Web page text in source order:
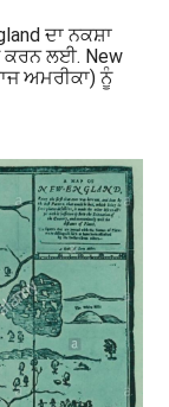
ਦਾ ਨਕਸ਼ਾ
ਕਰਨ ਲਈ. New
ਅਮਰੀਕਾ) ਨੂੰ